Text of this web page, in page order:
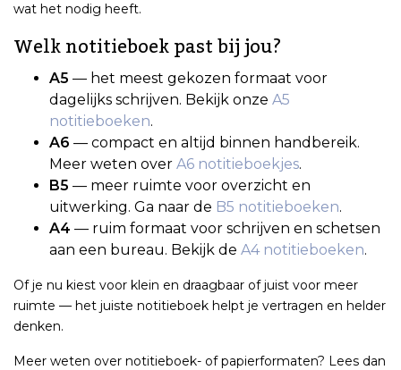
wat het nodig heeft.
Welk notitieboek past bij jou?
A5 — het meest gekozen formaat voor
dagelijks schrijven. Bekijk onze A5
notitieboeken.
A6 — compact en altijd binnen handbereik.
Meer weten over A6 notitieboekjes.
B5 — meer ruimte voor overzicht en
uitwerking. Ga naar de B5 notitieboeken.
A4 — ruim formaat voor schrijven en schetsen
aan een bureau. Bekijk de A4 notitieboeken.
Of je nu kiest voor klein en draagbaar of juist voor meer
ruimte — het juiste notitieboek helpt je vertragen en helder
denken.
Meer weten over notitieboek- of papierformaten? Lees dan